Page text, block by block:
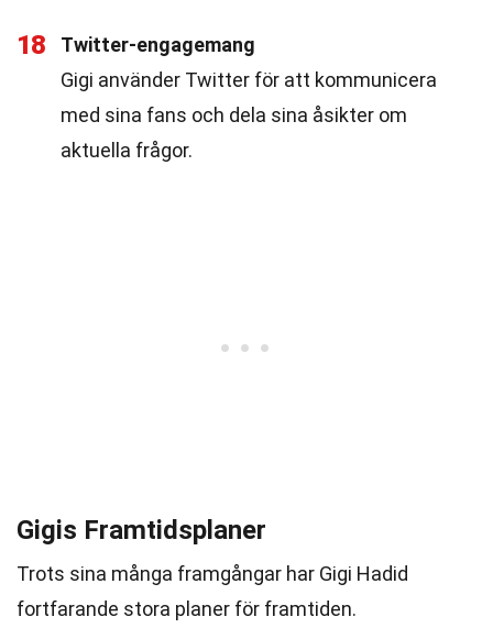
18
Twitter-engagemang
Gigi använder Twitter för att kommunicera
med sina fans och dela sina åsikter om
aktuella frågor.
Gigis Framtidsplaner
Trots sina många framgångar har Gigi Hadid
fortfarande stora planer för framtiden.